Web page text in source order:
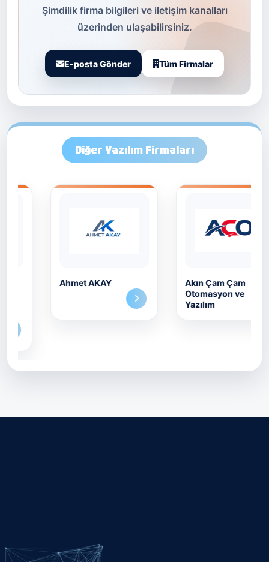
Şimdilik firma bilgileri ve iletişim kanalları
üzerinden ulaşabilirsiniz.
E-posta Gönder Tüm Firmalar
Diğer Yazılım Firmaları
Ahmet AKAY
Akın Çam Çam
Otomasyon ve